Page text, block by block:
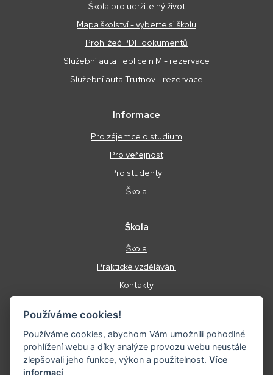
Škola pro udržitelný život
Mapa školství - vyberte si školu
Prohlížeč PDF dokumentů
Služební auta Teplice n M - rezervace
Služební auta Trutnov - rezervace
Informace
Pro zájemce o studium
Pro veřejnost
Pro studenty
Škola
Škola
Škola
Praktické vzdělávání
Kontakty
Energetický management
Používáme cookies!
Používáme cookies, abychom Vám umožnili pohodlné
prohlížení webu a díky analýze provozu webu neustále
zlepšovali jeho funkce, výkon a použitelnost.Více
informací